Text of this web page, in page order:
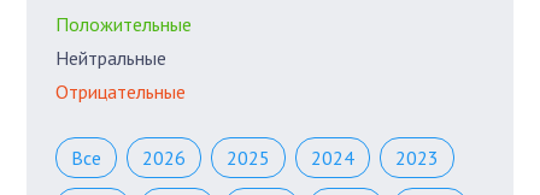
Положительные
Нейтральные
Отрицательные
Все 2026 2025 2024 2023